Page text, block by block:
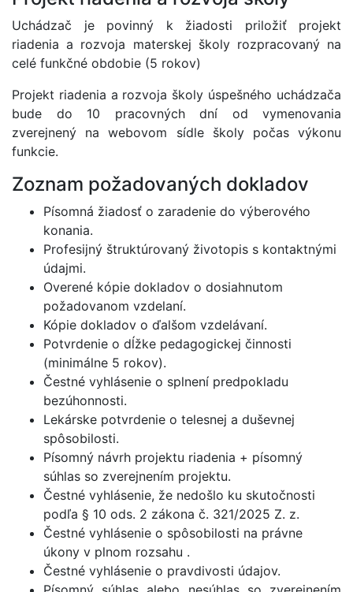
Uchádzač je povinný k žiadosti priložiť projekt
riadenia a rozvoja materskej školy rozpracovaný na
celé funkčné obdobie (5 rokov)
Projekt riadenia a rozvoja školy úspešného uchádzača
bude do 10 pracovných dní od vymenovania
zverejnený na webovom sídle školy počas výkonu
funkcie.
Zoznam požadovaných dokladov
Písomná žiadosť o zaradenie do výberového
konania.
Profesijný štruktúrovaný životopis s kontaktnými
údajmi.
Overené kópie dokladov o dosiahnutom
požadovanom vzdelaní.
Kópie dokladov o ďalšom vzdelávaní.
Potvrdenie o dĺžke pedagogickej činnosti
(minimálne 5 rokov).
Čestné vyhlásenie o splnení predpokladu
bezúhonnosti.
Lekárske potvrdenie o telesnej a duševnej
spôsobilosti.
Písomný návrh projektu riadenia + písomný
súhlas so zverejnením projektu.
Čestné vyhlásenie, že nedošlo ku skutočnosti
podľa § 10 ods. 2 zákona č. 321/2025 Z. z.
Čestné vyhlásenie o spôsobilosti na právne
úkony v plnom rozsahu .
Čestné vyhlásenie o pravdivosti údajov.